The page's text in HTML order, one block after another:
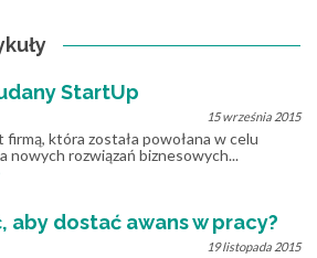
StartUp
15 września 2015
która została powołana w celu
nowych rozwiązań biznesowych...
aby dostać awans w pracy?
19 listopada 2015